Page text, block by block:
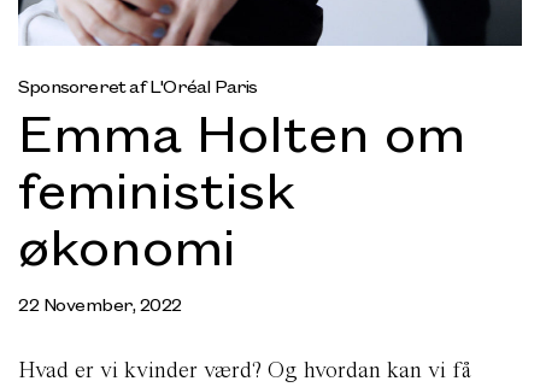
Sponsoreret af L'Oréal Paris
Emma Holten om
feministisk
økonomi
22 November, 2022
Hvad er vi kvinder værd? Og hvordan kan vi få